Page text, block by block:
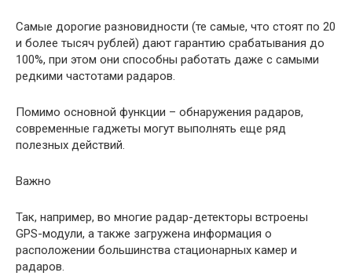
Самые дорогие разновидности (те самые, что стоят по 20
и более тысяч рублей) дают гарантию срабатывания до
100%, при этом они способны работать даже с самыми
редкими частотами радаров.
Помимо основной функции – обнаружения радаров,
современные гаджеты могут выполнять еще ряд
полезных действий.
Важно
Так, например, во многие радар-детекторы встроены
GPS-модули, а также загружена информация о
расположении большинства стационарных камер и
радаров.